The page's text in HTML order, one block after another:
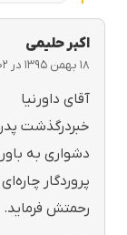
اکبر حلیمی
۱۸ بهمن ۱۳۹۵ در ۸:۰۲ بعد از ظهر
آقای داورنیا
خبردرگذشت
دشواری به
پروردگار
رحمتش فرماید.